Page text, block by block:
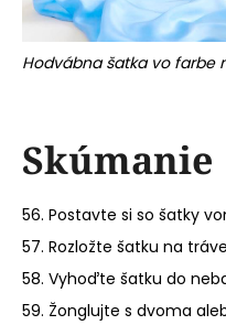
Hodvábna šatka vo farbe
Skúmanie
56. Postavte si so šatky
57. Rozložte šatku na
58. Vyhoďte šatku do
59. Žonglujte s dvoma